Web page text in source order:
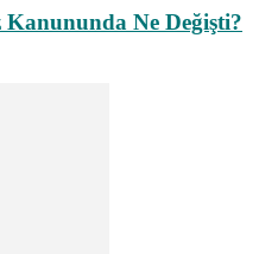
Ne Değişti?